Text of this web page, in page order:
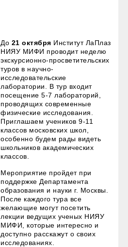
До 21 октября Институт ЛаПлаз
НИЯУ МИФИ проводит неделю
экскурсионно-просветительских
туров в научно-
исследовательские
лаборатории. В тур входит
посещение 5-7 лабораторий,
проводящих современные
физические исследования.
Приглашаем учеников 9-11
классов московских школ,
особенно будем рады видеть
школьников академических
классов.
Мероприятие пройдет при
поддержке Департамента
образования и науки г. Москвы.
После каждого тура все
желающие могут посетить
лекции ведущих ученых НИЯУ
МИФИ, которые интересно и
доступно расскажут о своих
исследованиях.